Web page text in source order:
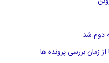
دوم شد
زمان بررسی پرونده ها